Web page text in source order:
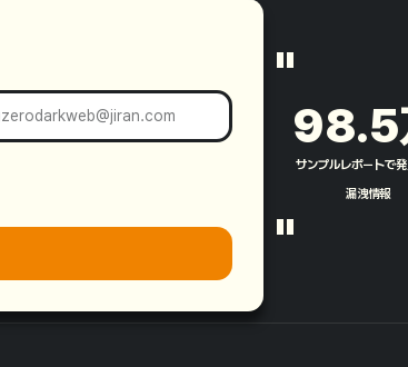
"
98.5
サンプルレポートで
漏洩情報​
"